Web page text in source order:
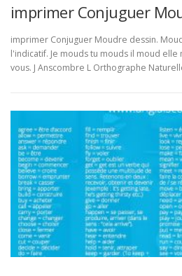
imprimer Conjuguer
imprimer Conjuguer Moudre dessin.
l'indicatif. Je mouds tu mouds il moud
vous. J Anscombre L Orthographe